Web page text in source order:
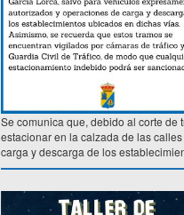
Se comunica que, debido al corte
estacionar en la calzada de las
carga y descarga de los